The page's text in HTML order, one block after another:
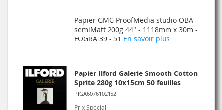
MA
COMPARATEUR
Papier GMG ProofMedia studio OBA
semiMatt 200g 44" - 1118mm x 30m -
FOGRA 39 - 51 En savoir plus
Papier Ilford Galerie Smooth Cotton
Sprite 280g 10x15cm 50 feuilles
PIGA6076102152
Prix Spécial